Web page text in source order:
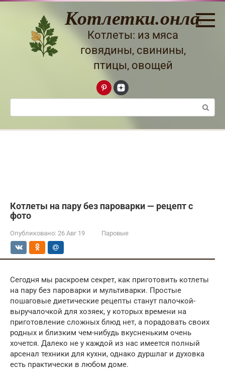
Перейти
Котлетки.онлайн
Котлеты: из мяса
говядины, свинины,
птицы, овощей
Поиск:
Котлеты на пару без пароварки — рецепт с
фото
Опубликовано: 26 Авг 19 Паровые
Сегодня мы раскроем секрет, как приготовить котлеты
на пару без пароварки и мультиварки. Простые
пошаговые диетические рецепты станут палочкой-
выручалочкой для хозяек, у которых времени на
приготовление сложных блюд нет, а порадовать своих
родных и близким чем-нибудь вкусненьким очень
хочется. Далеко не у каждой из нас имеется полный
арсенал техники для кухни, однако дуршлаг и духовка
есть практически в любом доме.